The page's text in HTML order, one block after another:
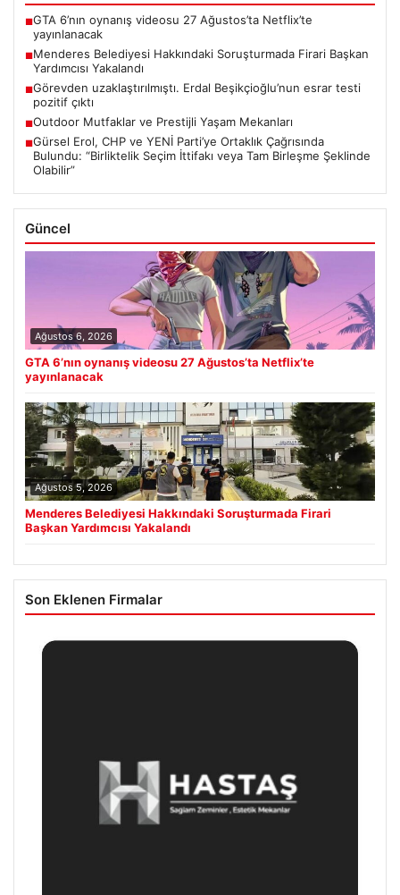
■GTA 6’nın oynanış videosu 27 Ağustos’ta Netflix’te
yayınlanacak
■Menderes Belediyesi Hakkındaki Soruşturmada Firari Başkan
Yardımcısı Yakalandı
■Görevden uzaklaştırılmıştı. Erdal Beşikçioğlu’nun esrar testi
pozitif çıktı
■Outdoor Mutfaklar ve Prestijli Yaşam Mekanları
■Gürsel Erol, CHP ve YENİ Parti’ye Ortaklık Çağrısında
Bulundu: “Birliktelik Seçim İttifakı veya Tam Birleşme Şeklinde
Olabilir”
Güncel
Ağustos 6, 2026
GTA 6’nın oynanış videosu 27 Ağustos’ta Netflix’te
yayınlanacak
Ağustos 5, 2026
Menderes Belediyesi Hakkındaki Soruşturmada Firari
Başkan Yardımcısı Yakalandı
Son Eklenen Firmalar